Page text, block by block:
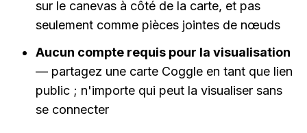
sur le canevas à côté de la carte, et pas
seulement comme pièces jointes de nœuds
Aucun compte requis pour la visualisation
— partagez une carte Coggle en tant que lien
public ; n'importe qui peut la visualiser sans
se connecter